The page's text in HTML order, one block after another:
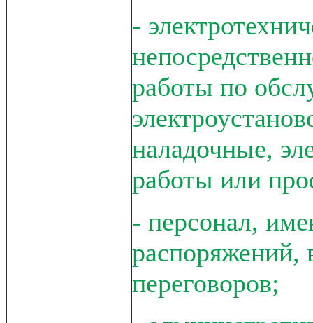
-
работы по
наладочные,
работы или
- персонал,
распоряжений,
переговоров;